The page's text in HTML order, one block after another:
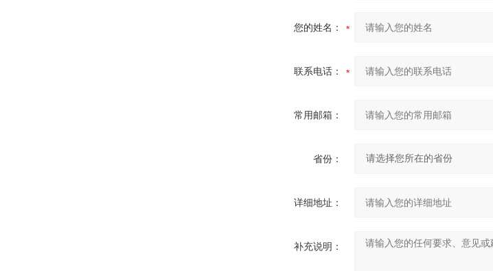
您的姓名：
联系电话：
常用邮箱：
省份：
详细地址：
补充说明：